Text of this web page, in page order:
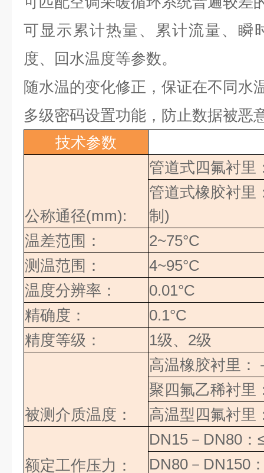
可显示累计热量、累计流量、瞬
度、回水温度等参数。
随水温的变化修正，保证在不同水
多级密码设置功能，防止数据被恶
技术参数
公称通径(mm):
管道式四氟衬里
管道式橡胶衬里
制 )
温差范围：
2~75°C
测温范围：
4~95°C
温度分辨率：
0.01°C
精确度：
0.1°C
精度等级：
1级、 2级
被测介质温度：
高温橡胶衬里：
聚四氟乙稀衬里
高温型四氟衬里
额定工作压力：
DN15 － DN80 ：
DN80 － DN150